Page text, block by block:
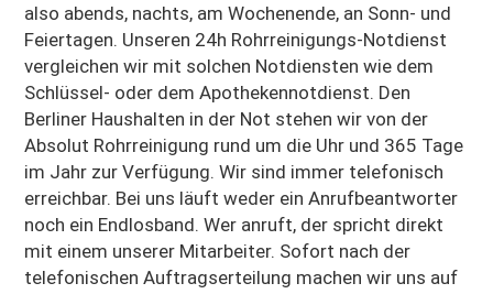
also abends, nachts, am Wochenende, an Sonn- und
Feiertagen. Unseren 24h Rohrreinigungs-Notdienst
vergleichen wir mit solchen Notdiensten wie dem
Schlüssel- oder dem Apothekennotdienst. Den
Berliner Haushalten in der Not stehen wir von der
Absolut Rohrreinigung rund um die Uhr und 365 Tage
im Jahr zur Verfügung. Wir sind immer telefonisch
erreichbar. Bei uns läuft weder ein Anrufbeantworter
noch ein Endlosband. Wer anruft, der spricht direkt
mit einem unserer Mitarbeiter. Sofort nach der
telefonischen Auftragserteilung machen wir uns auf